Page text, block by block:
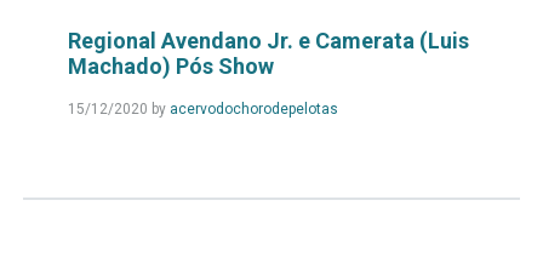
Regional Avendano Jr. e Camerata (Luis
Machado) Pós Show
15/12/2020 by acervodochorodepelotasLeia